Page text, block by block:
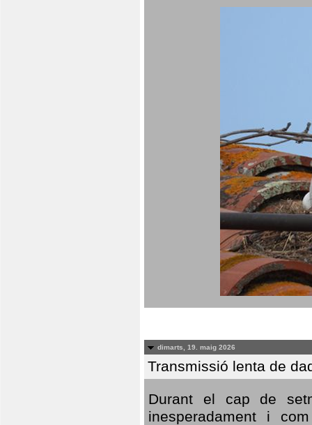
dimarts, 19. maig 2026
Transmissió lenta de
Durant el cap de
inesperadament i